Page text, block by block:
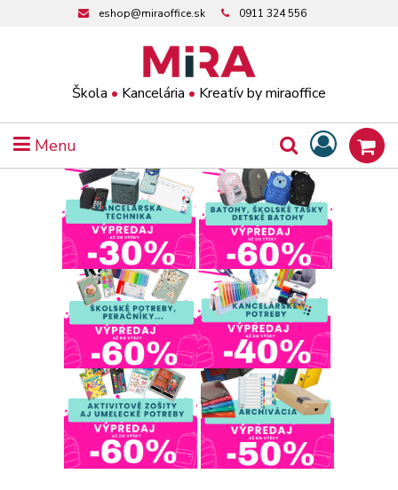
Škola • Kancelária • Kreatív by miraoffice
eshop@miraoffice.sk 0911 324 556
Menu